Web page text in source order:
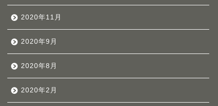
2020年11月
2020年9月
2020年8月
2020年2月